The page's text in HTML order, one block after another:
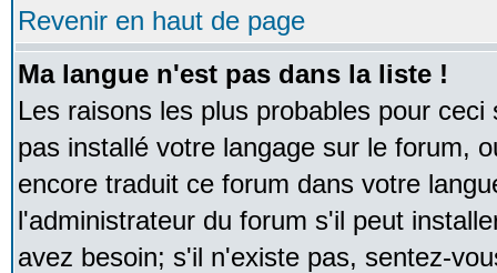
Revenir en haut de page
Ma langue n'est pas dans la liste !
Les raisons les plus probables pour
pas installé votre langage sur le forum,
encore traduit ce forum dans votre
l'administrateur du forum s'il peut
avez besoin; s'il n'existe pas, sentez-